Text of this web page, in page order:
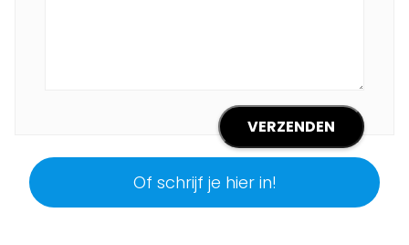
Of schrijf je hier in!